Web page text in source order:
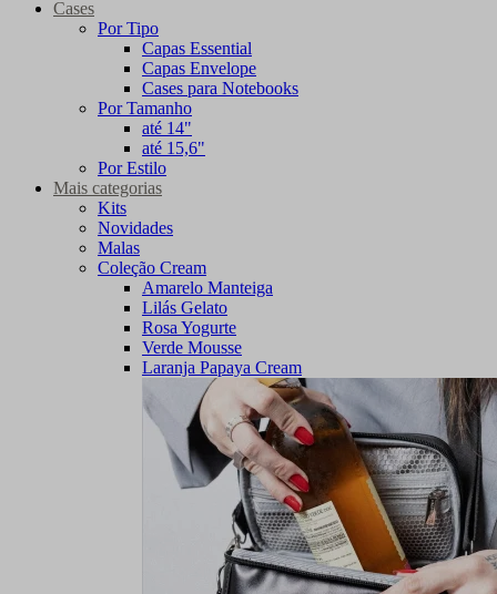
Cases
Por Tipo
Capas Essential
Capas Envelope
Cases para Notebooks
Por Tamanho
até 14"
até 15,6"
Por Estilo
Mais categorias
Kits
Novidades
Malas
Coleção Cream
Amarelo Manteiga
Lilás Gelato
Rosa Yogurte
Verde Mousse
Laranja Papaya Cream